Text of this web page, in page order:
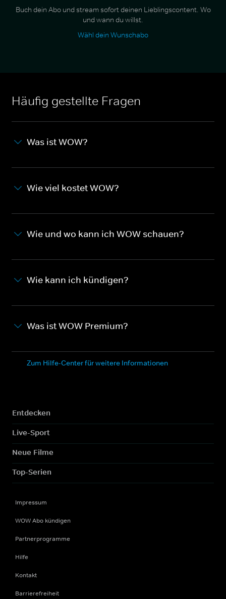
Buch dein Abo und stream sofort deinen Lieblingscontent. Wo
und wann du willst.
Wähl dein Wunschabo
Häufig gestellte Fragen
Was ist WOW?
Wie viel kostet WOW?
Wie und wo kann ich WOW schauen?
Wie kann ich kündigen?
Was ist WOW Premium?
Zum Hilfe-Center für weitere Informationen
Entdecken
Live-Sport
Neue Filme
Top-Serien
Impressum
WOW Abo kündigen
Partnerprogramme
Hilfe
Kontakt
Barrierefreiheit